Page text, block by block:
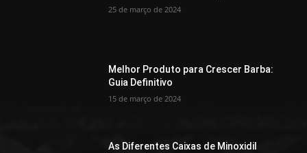
25 de março de 2024
Melhor Produto para Crescer Barba:
Guia Definitivo
15 de março de 2024
As Diferentes Caixas de Minoxidil